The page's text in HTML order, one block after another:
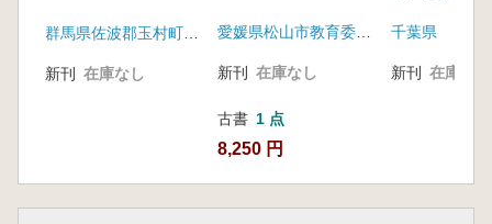
新刊 在庫なし
愛媛県松山市教育委員会
新刊 在庫なし
古書 1 点
8,250 円
千葉県
新刊 在庫なし